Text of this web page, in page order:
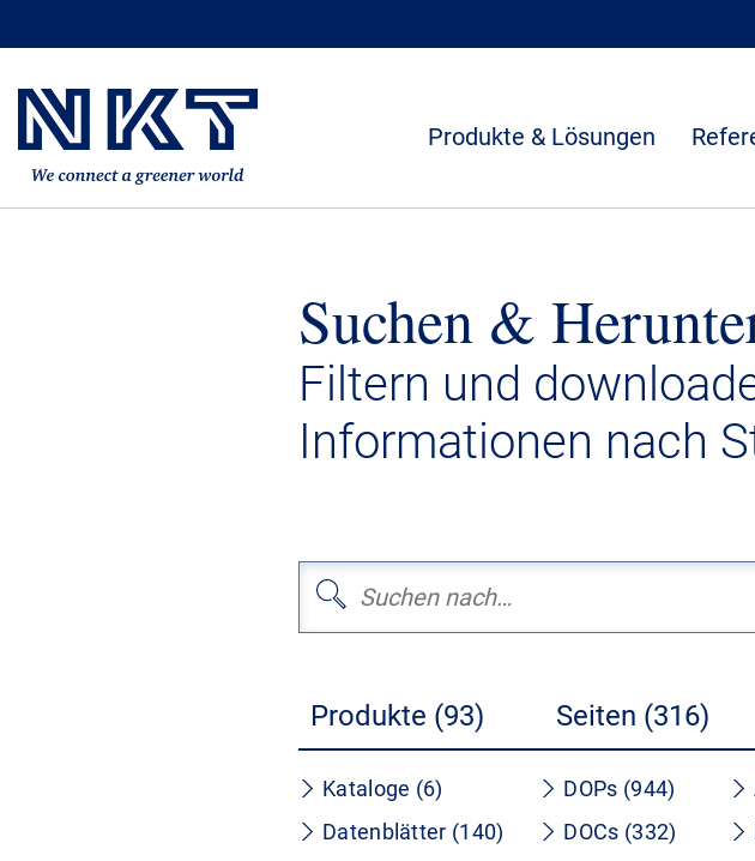
Produkte & Lösungen
Suchen &
Filtern und
Informationen nach
Produkte (93) Seiten (316)
Kataloge (6)
Datenblätter (140)
DOPs (944)
DOCs (332)